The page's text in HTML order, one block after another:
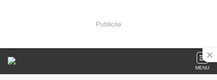
Publicité
MENU